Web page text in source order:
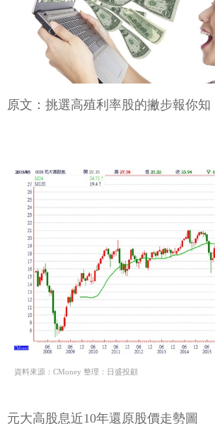
原文：挑選高殖利率股的撇步報你知
資料來源：CMoney 整理：日盛投顧
元大高股息近10年還原股價走勢圖